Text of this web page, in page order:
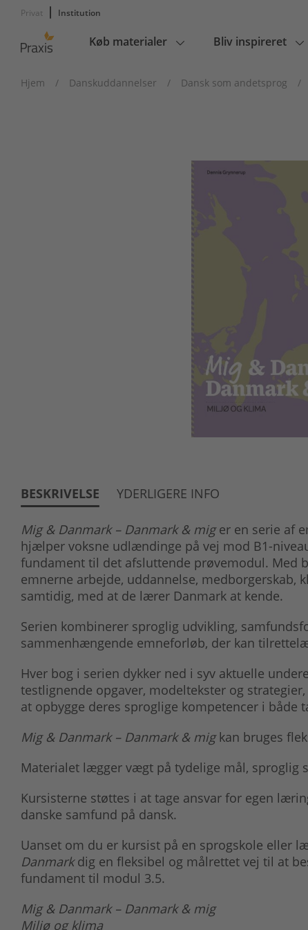
Privat Institution
Main
Køb materialer Bliv inspireret
Hjem / Danskuddannelser / Dansk som andetsprog /
BESKRIVELSE YDERLIGERE INFO
Mig & Danmark – Danmark & miger en serie af
hjælper voksne udlændinge på vej mod B1-
fundament til det afsluttende prøvemodul. Med
emnerne arbejde, uddannelse,
samtidig, med at de lærer Danmark at kende.
Serien kombinerer sproglig udvikling,
sammenhængende emneforløb, der kan
Hver bog i serien dykker ned i syv aktuelle
testlignende opgaver, modeltekster og
at opbygge deres sproglige kompetencer i både
Mig & Danmark – Danmark & migkan bruges
Materialet lægger vægt på tydelige mål, sproglig
Kursisterne støttes i at tage ansvar for egen
danske samfund på dansk.
Uanset om du er kursist på en sprogskole eller
Danmarkdig en fleksibel og målrettet vej til at
fundament til modul 3.5.
Mig & Danmark – Danmark & mig
Miljø og klima